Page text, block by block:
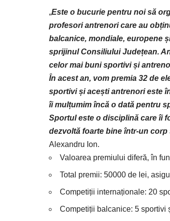
„Este o bucurie pentru noi să
profesori antrenori care au
balcanice, mondiale, europene
sprijinul Consiliului Județean.
celor mai buni sportivi și
În acest an, vom premia 32 de
sportivi și acești antrenori este
îi mulțumim încă o dată pentru
Sportul este o disciplină care îi
dezvoltă foarte bine într-un corp
Alexandru Ion.
Valoarea premiului diferă, în
Total premii: 50000 de lei,
Competiții internaționale: 20
Competiții balcanice: 5 sportivi